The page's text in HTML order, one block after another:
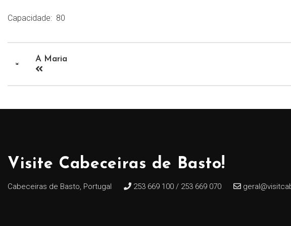
Capacidade: 80
A Maria
Visite Cabeceiras de Basto!
Cabeceiras de Basto, Portugal 253 669 100 / 253 669 070